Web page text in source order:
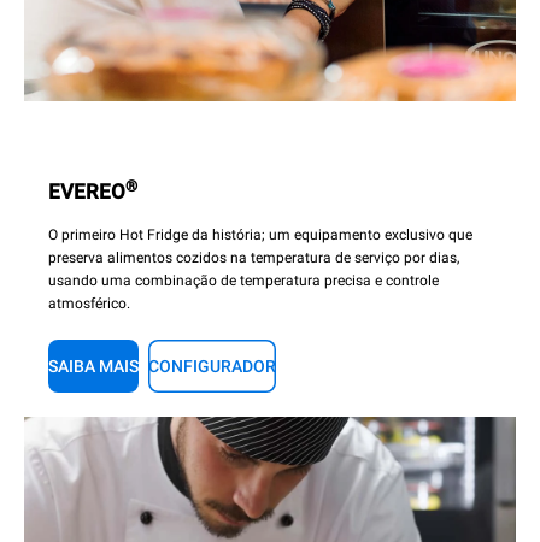
EVEREO®
O primeiro Hot Fridge da história; um equipamento exclusivo que
preserva alimentos cozidos na temperatura de serviço por dias,
usando uma combinação de temperatura precisa e controle
atmosférico.
SAIBA MAIS CONFIGURADOR